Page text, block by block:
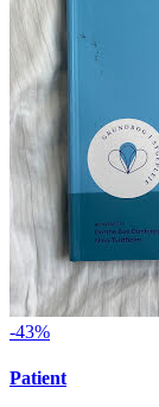
-43%
Patient